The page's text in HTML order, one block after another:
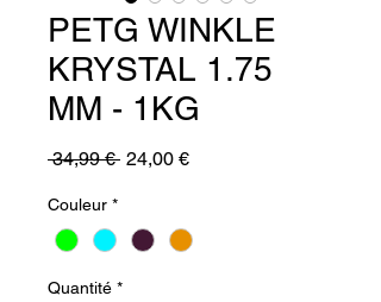
PETG WINKLE
KRYSTAL 1.75
MM - 1KG
34,99 € Prix
24,00 €Prix
Couleur *
Quantité *